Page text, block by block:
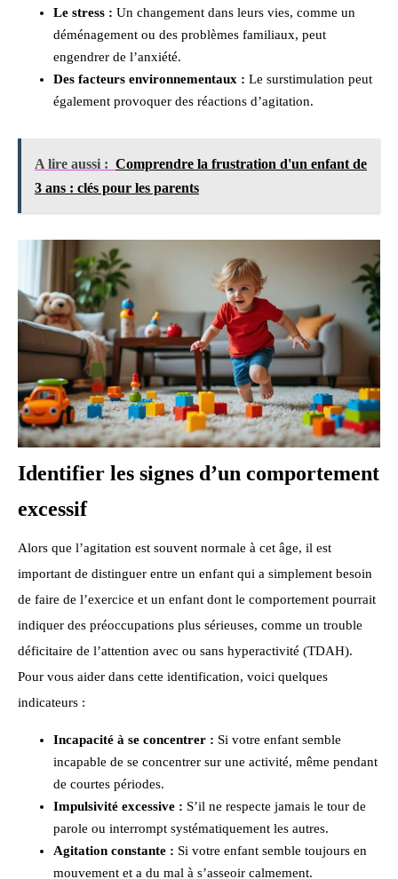
Le stress : Un changement dans leurs vies, comme un
déménagement ou des problèmes familiaux, peut
engendrer de l’anxiété.
Des facteurs environnementaux : Le surstimulation peut
également provoquer des réactions d’agitation.
A lire aussi : Comprendre la frustration d'un enfant de
3 ans : clés pour les parents
Identifier les signes d’un comportement
excessif
Alors que l’agitation est souvent normale à cet âge, il est
important de distinguer entre un enfant qui a simplement besoin
de faire de l’exercice et un enfant dont le comportement pourrait
indiquer des préoccupations plus sérieuses, comme un trouble
déficitaire de l’attention avec ou sans hyperactivité (TDAH).
Pour vous aider dans cette identification, voici quelques
indicateurs :
Incapacité à se concentrer : Si votre enfant semble
incapable de se concentrer sur une activité, même pendant
de courtes périodes.
Impulsivité excessive : S’il ne respecte jamais le tour de
parole ou interrompt systématiquement les autres.
Agitation constante : Si votre enfant semble toujours en
mouvement et a du mal à s’asseoir calmement.